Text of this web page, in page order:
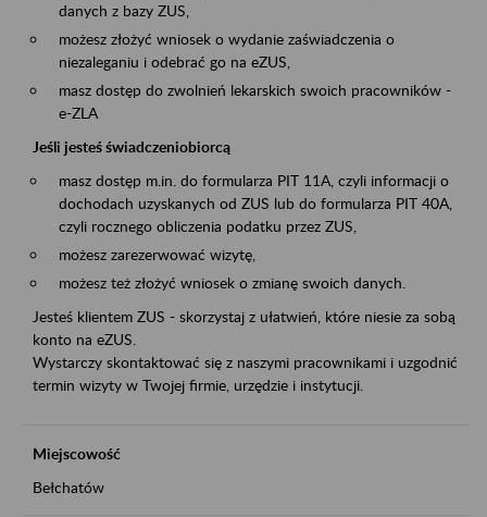
danych z bazy ZUS,
możesz złożyć wniosek o wydanie zaświadczenia o
niezaleganiu i odebrać go na eZUS,
masz dostęp do zwolnień lekarskich swoich pracowników -
e-ZLA
Jeśli jesteś świadczeniobiorcą
masz dostęp m.in. do formularza PIT 11A, czyli informacji o
dochodach uzyskanych od ZUS lub do formularza PIT 40A,
czyli rocznego obliczenia podatku przez ZUS,
możesz zarezerwować wizytę,
możesz też złożyć wniosek o zmianę swoich danych.
Jesteś klientem ZUS - skorzystaj z ułatwień, które niesie za sobą
konto na eZUS.
Wystarczy skontaktować się z naszymi pracownikami i uzgodnić
termin wizyty w Twojej firmie, urzędzie i instytucji.
Miejscowość
Bełchatów